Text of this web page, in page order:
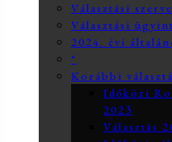
Választási
Választási
2024. évi
*
Korábbi
Időközi
2023
Választás